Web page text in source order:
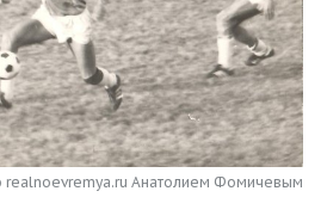
realnoevremya.ru Анатолием Фомичевым